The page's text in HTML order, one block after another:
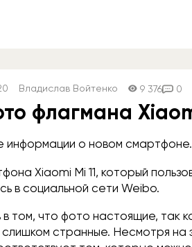
Владислав Войтенко 9 376 0
флагмана
информации о новом смартфоне.
Xiaomi Mi 11, который
в социальной сети Weibo.
том, что фото настоящие, так
странные. Несмотря на